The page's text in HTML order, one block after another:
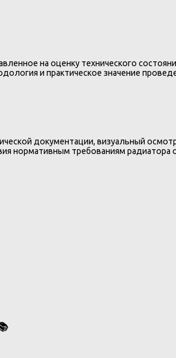
на оценку технического
и практическое значение
документации, визуальный
нормативным требованиям радиатора